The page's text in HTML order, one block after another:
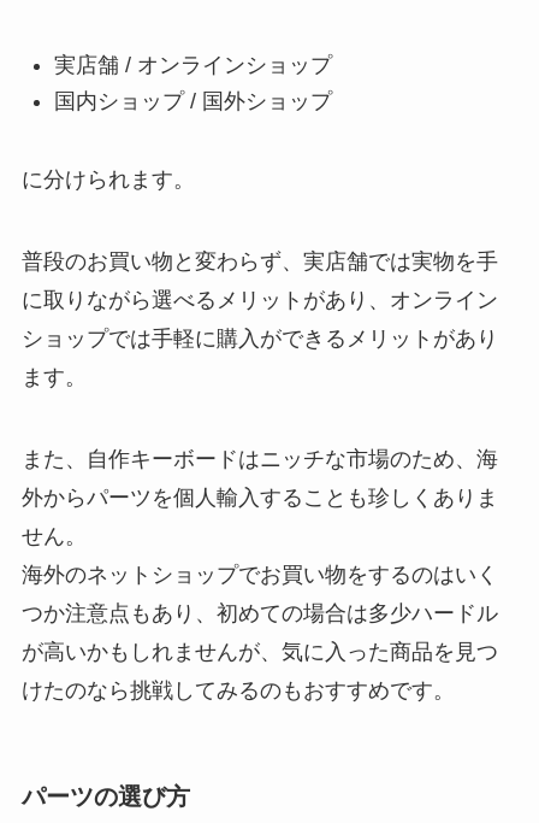
実店舗 / オンラインショップ
国内ショップ / 国外ショップ
に分けられます。
普段のお買い物と変わらず、実店舗では実物を手
に取りながら選べるメリットがあり、オンライン
ショップでは手軽に購入ができるメリットがあり
ます。
また、自作キーボードはニッチな市場のため、海
外からパーツを個人輸入することも珍しくありま
せん。
海外のネットショップでお買い物をするのはいく
つか注意点もあり、初めての場合は多少ハードル
が高いかもしれませんが、気に入った商品を見つ
けたのなら挑戦してみるのもおすすめです。
パーツの選び方